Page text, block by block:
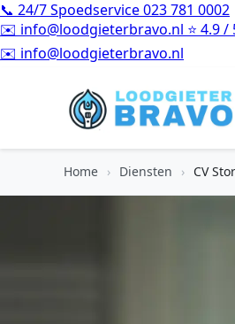
📞 24/7 Spoedservice023 781 0002
✉️ info@loodgieterbravo.nl ⭐ 4.9 /
⭐4.9 / 5.0 – Reviews
Home › Diensten › CV